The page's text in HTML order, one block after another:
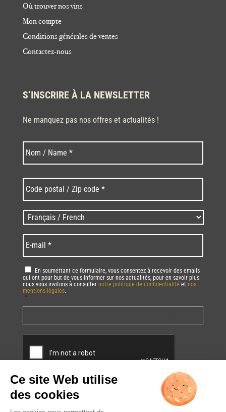
Où trouver nos vins
Mon compte
Conditions générales de ventes
Contactez-nous
S’INSCRIRE À LA NEWSLETTER
Ne manquez pas nos offres et actualités !
Nom * Nom
postal
/
Zip
code
* *
Langues
/
Language *
mail *
RGPD *
En soumettant ce formulaire, vous consentez à recevoir des emails
qui ont pour but de vous informer sur nos actualités, pour en savoir plus
nous vous invitons à consulter notre politique de confidentialité et nos
mentions légales.
*